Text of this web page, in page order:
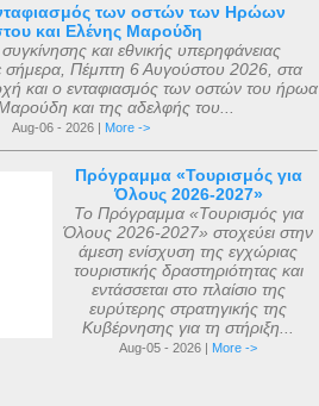
των οστών των Ηρώων
και Ελένης Μαρούδη
και εθνικής υπερηφάνειας
σήμερα, Πέμπτη 6 Αυγούστου 2026, στα
και ο ενταφιασμός των οστών του ήρωα
και της αδελφής του...
Aug-06 - 2026 | More ->
Πρόγραμμα «Τουρισμός για
Όλους 2026-2027»
Το Πρόγραμμα «Τουρισμός για
Όλους 2026-2027» στοχεύει στην
άμεση ενίσχυση της εγχώριας
τουριστικής δραστηριότητας και
εντάσσεται στο πλαίσιο της
ευρύτερης στρατηγικής της
Κυβέρνησης για τη στήριξη...
Aug-05 - 2026 | More ->